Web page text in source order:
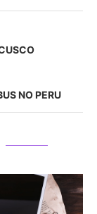
NO PERU